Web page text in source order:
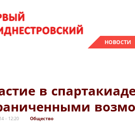
НОВОСТИ
в
- 12:20 Общество